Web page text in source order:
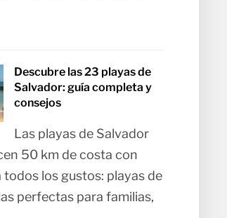
Descubre las 23 playas de
Salvador: guía completa y
consejos
Las playas de Salvador
50 km de costa con
los gustos: playas de
perfectas para familias,